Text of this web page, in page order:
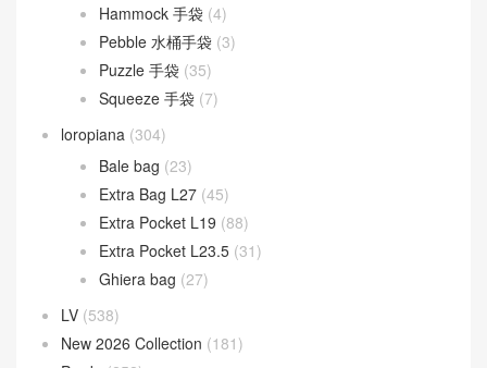
Hammock 手袋 (4)
Pebble 水桶手袋 (3)
Puzzle 手袋 (35)
Squeeze 手袋 (7)
loropiana (304)
Bale bag (23)
Extra Bag L27 (45)
Extra Pocket L19 (88)
Extra Pocket L23.5 (31)
Ghiera bag (27)
LV (538)
New 2026 Collection (181)